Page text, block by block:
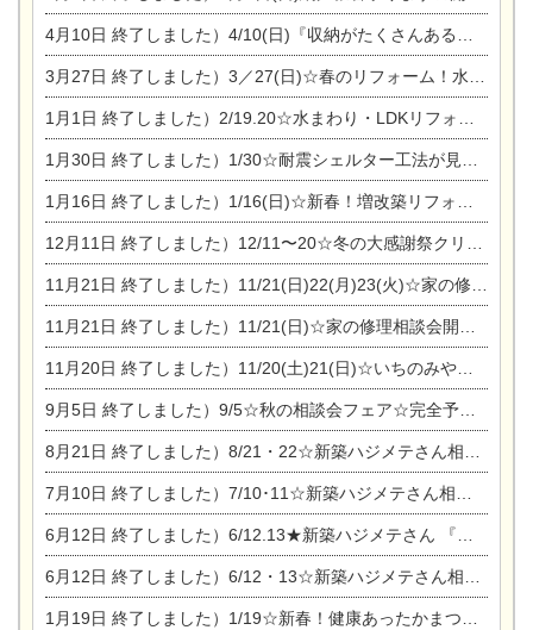
4月10日 終了しました）4/10(日)『収納がたくさんあるおうち現場見学会』
3月27日 終了しました）3／27(日)☆春のリフォーム！水まわりLDKリフォーム相談会&今がチャンス！エアコン相談会
1月1日 終了しました）2/19.20☆水まわり・LDKリフォーム相談会＆エアコン相談会
1月30日 終了しました）1/30☆耐震シェルター工法が見れる完成見学会
1月16日 終了しました）1/16(日)☆新春！増改築リフォーム&家の修理まつり
12月11日 終了しました）12/11〜20☆冬の大感謝祭クリスマス相談会開催
11月21日 終了しました）11/21(日)22(月)23(火)☆家の修理まつり＆増改築リフォーム相談会
11月21日 終了しました）11/21(日)☆家の修理相談会開催 in 扶桑オークビレッジ
11月20日 終了しました）11/20(土)21(日)☆いちのみや逸品市に出店します【ひのきのバラ販売】
9月5日 終了しました）9/5☆秋の相談会フェア☆完全予約制
8月21日 終了しました）8/21・22☆新築ハジメテさん相談会 『集まれ！農地に家を建てたい人！』
7月10日 終了しました）7/10･11☆新築ハジメテさん相談会 『集まれ！農地に家を建てたい人！』完全予約制
6月12日 終了しました）6/12.13★新築ハジメテさん 『木の家 現場体感見学会』
6月12日 終了しました）6/12・13☆新築ハジメテさん相談会『今ある土地に家を建てる際の注意点』
1月19日 終了しました）1/19☆新春！健康あったかまつり＆増改築リフォームまつり